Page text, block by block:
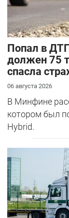
​Попал в
должен 75
спасла
06 августа 2026
В Минфине
котором был
Hybrid.